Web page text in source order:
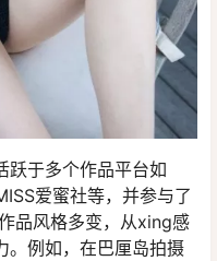
跃于多个作品平台如
爱蜜社等，并参与了
品风格多变，从xing感
。例如，在巴厘岛拍摄